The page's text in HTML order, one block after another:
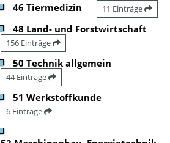
46 Tiermedizin 11 Einträge
48 Land- und Forstwirtschaft
156 Einträge
50 Technik allgemein
44 Einträge
51 Werkstoffkunde
6 Einträge